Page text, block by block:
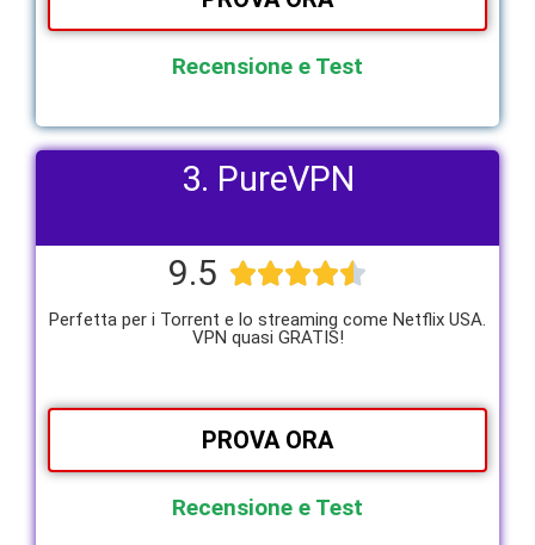
Recensione e Test
3. PureVPN
9.5 
Perfetta per i Torrent e lo streaming come Netflix USA.
VPN quasi GRATIS!
PROVA ORA
Recensione e Test